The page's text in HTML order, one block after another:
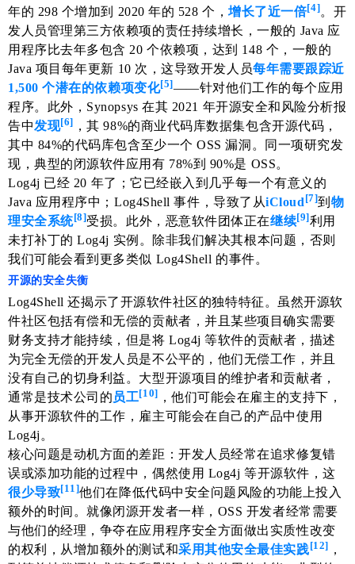
年的 298 个增加到 2020 年的 528 个，增长了近一倍[4]。开
发人员管理第三方依赖项的责任持续增长，一般的 Java 应
用程序比去年多包含 20 个依赖项，达到 148 个，一般的
Java 项目每年更新 10 次，这导致开发人员每年需要跟踪近
1,500 个潜在的依赖项变化[5]——针对他们工作的每个应用
程序。此外，Synopsys 在其 2021 年开源安全和风险分析报
告中发现[6] ，其 98%的商业代码库数据集包含开源代码，
其中 84%的代码库包含至少一个 OSS 漏洞。同一项研究发
现，典型的闭源软件应用有 78%到 90%是 OSS。
Log4j 已经 20 年了；它已经嵌入到几乎每一个有意义的
Java 应用程序中；Log4Shell 事件，导致了从iCloud [7]到 物
理安全系统[8]受损。此外，恶意软件团体正在继续[9]利用
未打补丁的 Log4j 实例。除非我们解决其根本问题，否则
我们可能会看到更多类似 Log4Shell 的事件。
开源的安全失衡
Log4Shell 还揭示了开源软件社区的独特特征。虽然开源软
件社区包括有偿和无偿的贡献者，并且某些项目确实需要
财务支持才能持续，但是将 Log4j 等软件的贡献者，描述
为完全无偿的开发人员是不公平的，他们无偿工作，并且
没有自己的切身利益。大型开源项目的维护者和贡献者，
通常是技术公司的 员工[10] ，他们可能会在雇主的支持下，
从事开源软件的工作，雇主可能会在自己的产品中使用
Log4j。
核心问题是动机方面的差距：开发人员经常在追求修复错
误或添加功能的过程中，偶然使用 Log4j 等开源软件，这
很少导致[11]他们在降低代码中安全问题风险的功能上投入
额外的时间。就像闭源开发者一样，OSS 开发者经常需要
与他们的经理，争夺在应用程序安全方面做出实质性改变
的权利，从增加额外的测试和采用其他安全最佳实践[12] ，